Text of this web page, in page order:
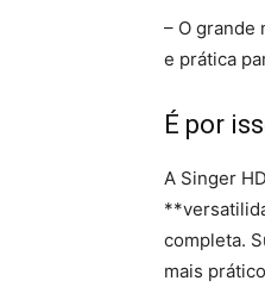
– O grande
e prática
É por
A Singer
completa.
mais